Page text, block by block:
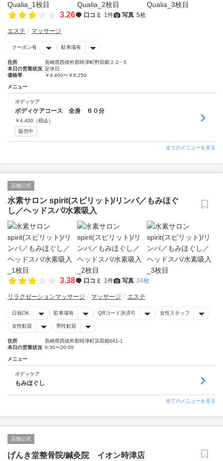
3.26 口コミ 1件 写真 5枚
エステ マッサージ
クーポン有 駐車場有
住所
長崎県西彼杵郡時津町野田郷２２−５
本日の営業状況 定休日
価格帯
￥4,400〜￥8,250
メニュー
ボディケア
ボディケアコース 全身 ６０分
￥4,400 （税込）
販売中
全てのメニューを見る
店舗公式
水素サロン spirit(スピリット)/リンパ／もみほぐ
し／ヘッドスパ/水素吸入
3.38 口コミ 1件 写真 24枚
リラクゼーションマッサージ マッサージ エステ
日祝OK 駐車場有 QRコード決済可 女性スタッフ
女性歓迎 男性歓迎
住所
長崎県西彼杵郡時津町浜田郷681-1
本日の営業状況 9:30〜20:00
メニュー
ボディケア
もみほぐし
全てのメニューを見る
店舗公式
げんき堂整骨院/鍼灸院 イオン時津店